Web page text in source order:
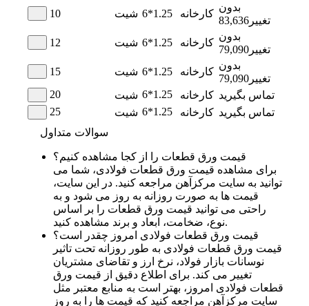
10
شیت 6*1.25 کارخانه
بدون
تغییر83,636
12
شیت 6*1.25 کارخانه
بدون
تغییر79,090
15
شیت 6*1.25 کارخانه
بدون
تغییر79,090
20
شیت 6*1.25 کارخانه تماس بگیرید
25
شیت 6*1.25 کارخانه تماس بگیرید
سوالات متداول
قیمت ورق قطعات را از کجا مشاهده کنیم؟
برای مشاهده قیمت ورق قطعات فولادی، شما می
توانید به سایت مرکزآهن مراجعه کنید. در این سایت،
قیمت ها به صورت روزانه به روز می شود و به
راحتی می توانید قیمت ورق قطعات را بر اساس
نوع، ضخامت، ابعاد و برند مشاهده کنید.
قیمت ورق قطعات فولادی امروز چقدر است؟
قیمت ورق قطعات فولادی به طور روزانه تحت تاثیر
نوسانات بازار فولاد، نرخ ارز و تقاضای مشتریان
تغییر می کند. برای اطلاع دقیق از قیمت ورق
قطعات فولادی امروز، بهتر است به منابع معتبر مثل
سایت مرکزآهن مراجعه کنید که قیمت ها را به روز